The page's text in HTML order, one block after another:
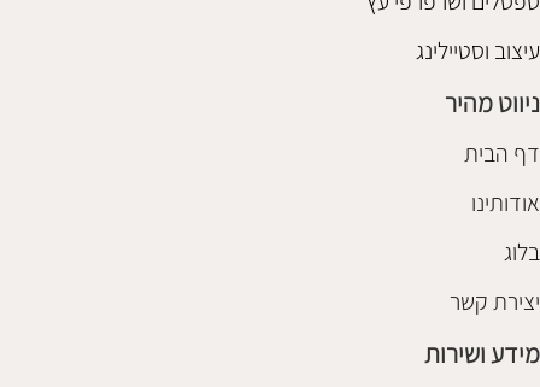
עיצוב וסטיילינג
ניווט מהיר
דף הבית
אודותינו
בלוג
יצירת קשר
מידע ושירות